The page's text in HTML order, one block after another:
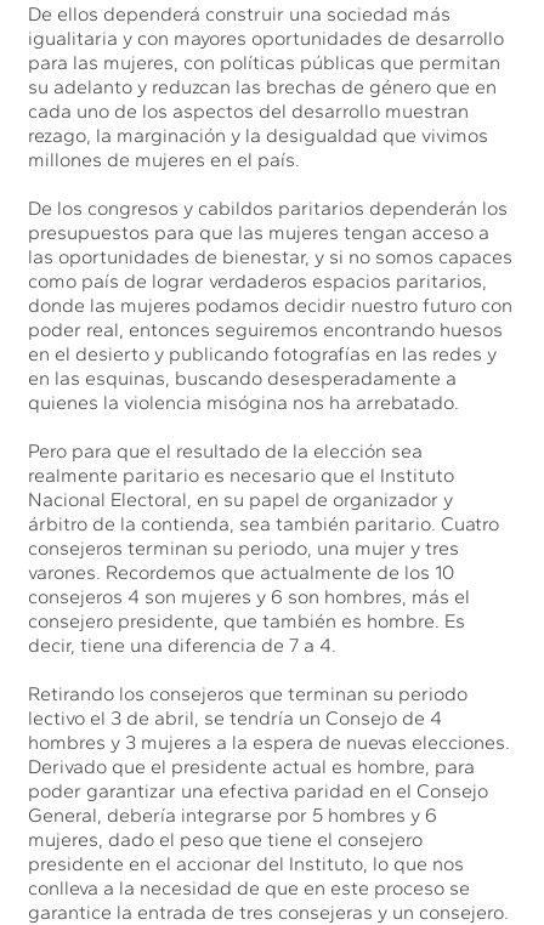
De ellos dependerá construir una sociedad más
igualitaria y con mayores oportunidades de desarrollo
para las mujeres, con políticas públicas que permitan
su adelanto y reduzcan las brechas de género que en
cada uno de los aspectos del desarrollo muestran
rezago, la marginación y la desigualdad que vivimos
millones de mujeres en el país.
De los congresos y cabildos paritarios dependerán los
presupuestos para que las mujeres tengan acceso a
las oportunidades de bienestar, y si no somos capaces
como país de lograr verdaderos espacios paritarios,
donde las mujeres podamos decidir nuestro futuro con
poder real, entonces seguiremos encontrando huesos
en el desierto y publicando fotografías en las redes y
en las esquinas, buscando desesperadamente a
quienes la violencia misógina nos ha arrebatado.
Pero para que el resultado de la elección sea
realmente paritario es necesario que el Instituto
Nacional Electoral, en su papel de organizador y
árbitro de la contienda, sea también paritario. Cuatro
consejeros terminan su periodo, una mujer y tres
varones. Recordemos que actualmente de los 10
consejeros 4 son mujeres y 6 son hombres, más el
consejero presidente, que también es hombre. Es
decir, tiene una diferencia de 7 a 4.
Retirando los consejeros que terminan su periodo
lectivo el 3 de abril, se tendría un Consejo de 4
hombres y 3 mujeres a la espera de nuevas elecciones.
Derivado que el presidente actual es hombre, para
poder garantizar una efectiva paridad en el Consejo
General, debería integrarse por 5 hombres y 6
mujeres, dado el peso que tiene el consejero
presidente en el accionar del Instituto, lo que nos
conlleva a la necesidad de que en este proceso se
garantice la entrada de tres consejeras y un consejero.